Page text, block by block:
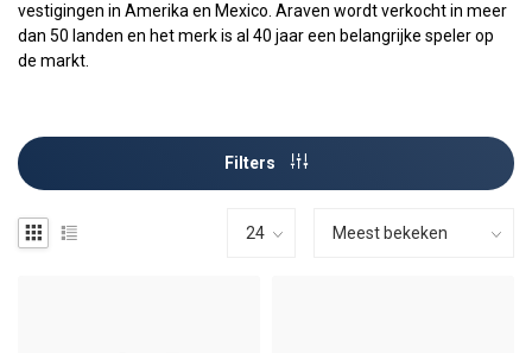
vestigingen in Amerika en Mexico. Araven wordt verkocht in meer
dan 50 landen en het merk is al 40 jaar een belangrijke speler op
de markt.
Filters